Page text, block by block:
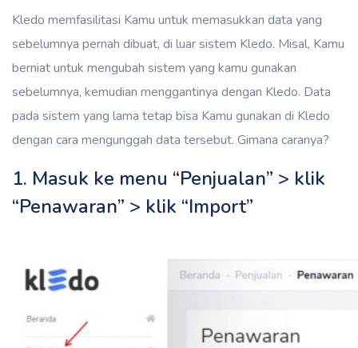
Kledo memfasilitasi Kamu untuk memasukkan data yang
sebelumnya pernah dibuat, di luar sistem Kledo. Misal, Kamu
berniat untuk mengubah sistem yang kamu gunakan
sebelumnya, kemudian menggantinya dengan Kledo. Data
pada sistem yang lama tetap bisa Kamu gunakan di Kledo
dengan cara mengunggah data tersebut. Gimana caranya?
1. Masuk ke menu “Penjualan” > klik
“Penawaran” > klik “Import”